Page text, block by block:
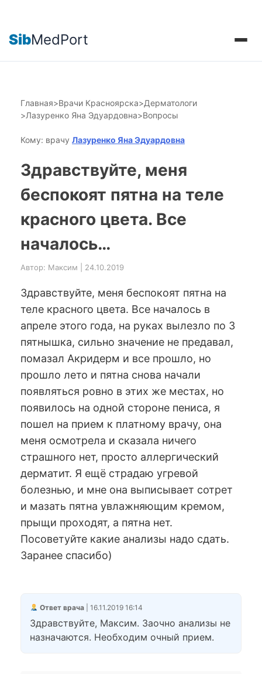
SibMedPort
Главная>Врачи Красноярска>Дерматологи
>Лазуренко Яна Эдуардовна>Вопросы
Кому: врачу Лазуренко Яна Эдуардовна
Здравствуйте, меня
беспокоят пятна на теле
красного цвета. Все
началось…
Автор: Максим | 24.10.2019
Здравствуйте, меня беспокоят пятна на
теле красного цвета. Все началось в
апреле этого года, на руках вылезло по 3
пятнышка, сильно значение не предавал,
помазал Акридерм и все прошло, но
прошло лето и пятна снова начали
появляться ровно в этих же местах, но
появилось на одной стороне пениса, я
пошел на прием к платному врачу, она
меня осмотрела и сказала ничего
страшного нет, просто аллергический
дерматит. Я ещё страдаю угревой
болезнью, и мне она выписывает сотрет
и мазать пятна увлажняющим кремом,
прыщи проходят, а пятна нет.
Посоветуйте какие анализы надо сдать.
Заранее спасибо)
Ответ врача| 16.11.2019 16:14
Здравствуйте, Максим. Заочно анализы не
назначаются. Необходим очный прием.